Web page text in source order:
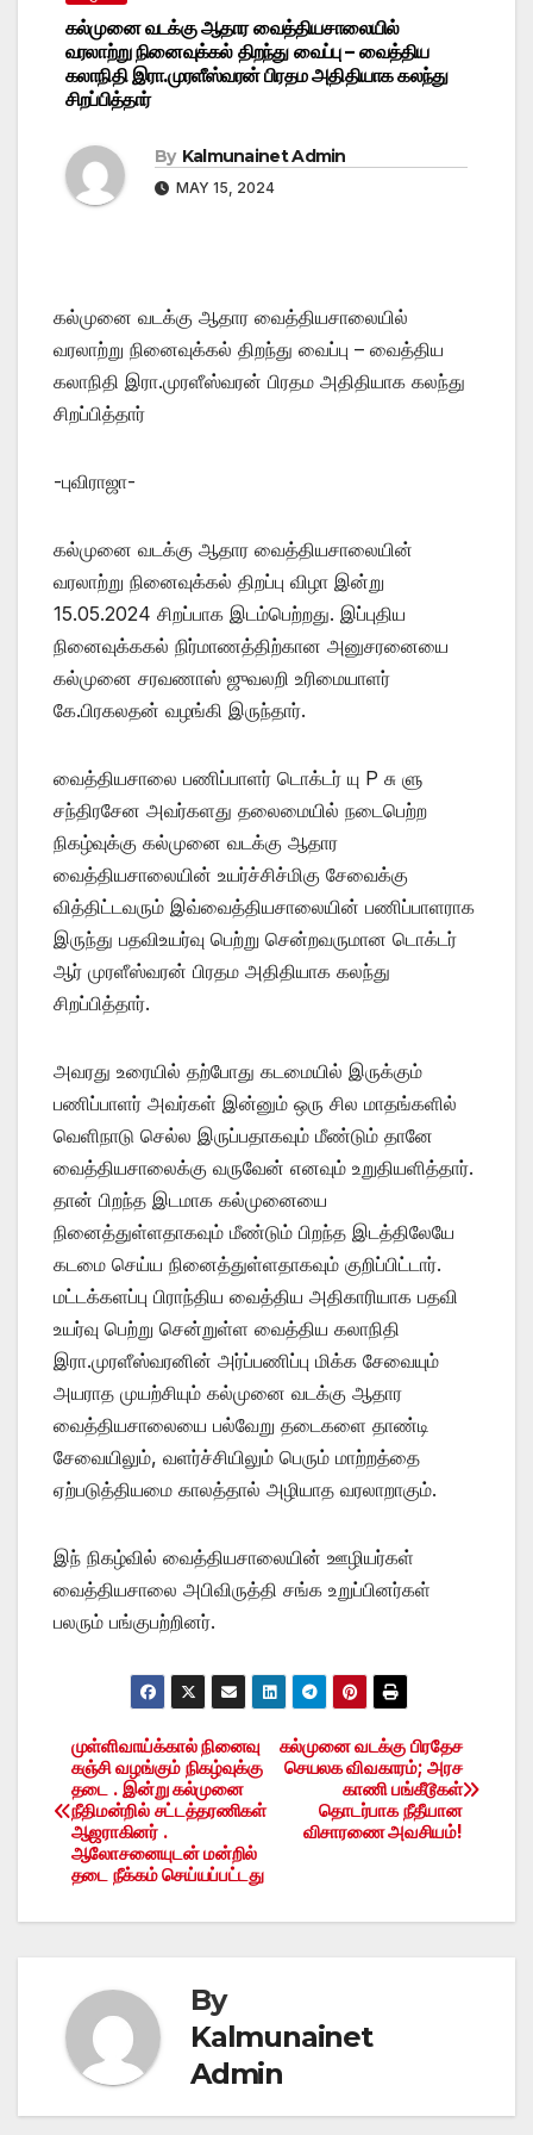
கல்முனை வடக்கு ஆதார வைத்தியசாலையில்
வரலாற்று நினைவுக்கல் திறந்து வைப்பு – வைத்திய
கலாநிதி இரா.முரளீஸ்வரன் பிரதம அதிதியாக கலந்து
சிறப்பித்தார்
By Kalmunainet Admin
MAY 15, 2024
கல்முனை வடக்கு ஆதார வைத்தியசாலையில்
வரலாற்று நினைவுக்கல் திறந்து வைப்பு – வைத்திய
கலாநிதி இரா.முரளீஸ்வரன் பிரதம அதிதியாக கலந்து
சிறப்பித்தார்
-புவிராஜா-
கல்முனை வடக்கு ஆதார வைத்தியசாலையின்
வரலாற்று நினைவுக்கல் திறப்பு விழா இன்று
15.05.2024 சிறப்பாக இடம்பெற்றது. இப்புதிய
நினைவுக்ககல் நிர்மாணத்திற்கான அனுசரனையை
கல்முனை சரவணாஸ் ஜுவலறி உரிமையாளர்
கே.பிரகலதன் வழங்கி இருந்தார்.
வைத்தியசாலை பணிப்பாளர் டொக்டர் யு P சு ளு
சந்திரசேன அவர்களது தலைமையில் நடைபெற்ற
நிகழ்வுக்கு கல்முனை வடக்கு ஆதார
வைத்தியசாலையின் உயர்ச்சிச்மிகு சேவைக்கு
வித்திட்டவரும் இவ்வைத்தியசாலையின் பணிப்பாளராக
இருந்து பதவிஉயர்வு பெற்று சென்றவருமான டொக்டர்
ஆர் முரளீஸ்வரன் பிரதம அதிதியாக கலந்து
சிறப்பித்தார்.
அவரது உரையில் தற்போது கடமையில் இருக்கும்
பணிப்பாளர் அவர்கள் இன்னும் ஒரு சில மாதங்களில்
வெளிநாடு செல்ல இருப்பதாகவும் மீண்டும் தானே
வைத்தியசாலைக்கு வருவேன் எனவும் உறுதியளித்தார்.
தான் பிறந்த இடமாக கல்முனையை
நினைத்துள்ளதாகவும் மீண்டும் பிறந்த இடத்திலேயே
கடமை செய்ய நினைத்துள்ளதாகவும் குறிப்பிட்டார்.
மட்டக்களப்பு பிராந்திய வைத்திய அதிகாரியாக பதவி
உயர்வு பெற்று சென்றுள்ள வைத்திய கலாநிதி
இரா.முரளீஸ்வரனின் அர்ப்பணிப்பு மிக்க சேவையும்
அயராத முயற்சியும் கல்முனை வடக்கு ஆதார
வைத்தியசாலையை பல்வேறு தடைகளை தாண்டி
சேவையிலும், வளர்ச்சியிலும் பெரும் மாற்றத்தை
ஏற்படுத்தியமை காலத்தால் அழியாத வரலாறாகும்.
இந் நிகழ்வில் வைத்தியசாலையின் ஊழியர்கள்
வைத்தியசாலை அபிவிருத்தி சங்க உறுப்பினர்கள்
பலரும் பங்குபற்றினர்.
Post
navigation
கல்முனை வடக்கு பிரதேச
செயலக விவகாரம்; அரச
காணி பங்கீடூகள்
தொடர்பாக நீதீயான
விசாரணை அவசியம்!
முள்ளிவாய்க்கால் நினைவு
கஞ்சி வழங்கும் நிகழ்வுக்கு
தடை . இன்று கல்முனை
நீதிமன்றில் சட்டத்தரணிகள்
ஆஜராகினர் .
ஆலோசனையுடன் மன்றில்
தடை நீக்கம் செய்யப்பட்டது
By
Kalmunainet
Admin